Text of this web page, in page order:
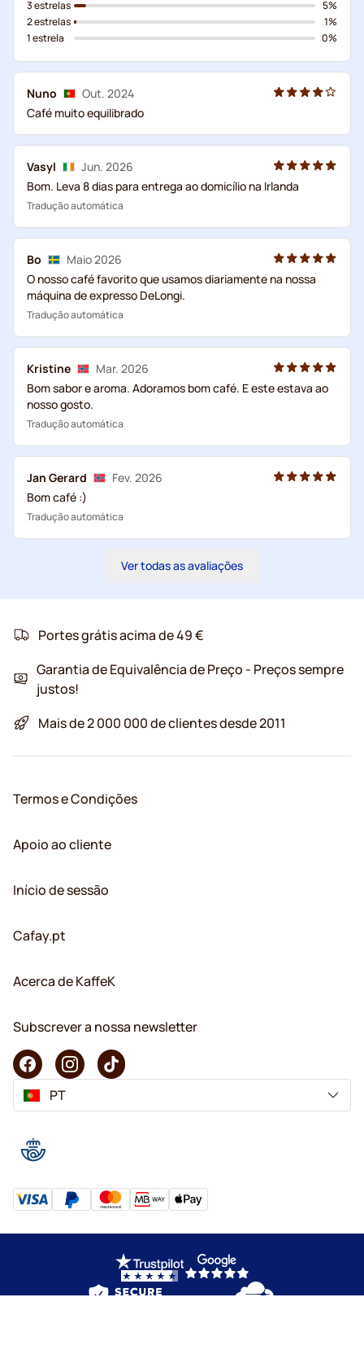
3 estrelas
2 estrelas
1 estrela
5%
1%
0%
Nuno
Out. 2024
Café muito equilibrado
Vasyl
Jun. 2026
Bom. Leva 8 dias para entrega ao domicílio na Irlanda
Tradução automática
Bo
Maio 2026
O nosso café favorito que usamos diariamente na nossa
máquina de expresso DeLongi.
Tradução automática
Kristine
Mar. 2026
Bom sabor e aroma. Adoramos bom café. E este estava ao
nosso gosto.
Tradução automática
Jan Gerard
Fev. 2026
Bom café :)
Tradução automática
Ver todas as avaliações
Portes grátis acima de 49 €
Garantia de Equivalência de Preço - Preços sempre
justos!
Mais de 2 000 000 de clientes desde 2011
Termos e Condições
Apoio ao cliente
Início de sessão
Cafay.pt
Acerca de KaffeK
Subscrever a nossa newsletter
PT